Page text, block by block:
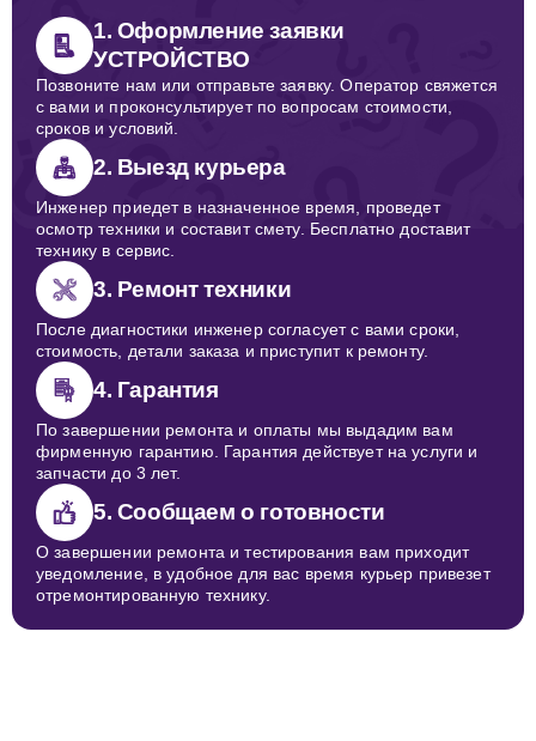
1. Оформление заявки
УСТРОЙСТВО
Позвоните нам или отправьте заявку. Оператор свяжется
с вами и проконсультирует по вопросам стоимости,
сроков и условий.
2. Выезд курьера
Инженер приедет в назначенное время, проведет
осмотр техники и составит смету. Бесплатно доставит
технику в сервис.
3. Ремонт техники
После диагностики инженер согласует с вами сроки,
стоимость, детали заказа и приступит к ремонту.
4. Гарантия
По завершении ремонта и оплаты мы выдадим вам
фирменную гарантию. Гарантия действует на услуги и
запчасти до 3 лет.
5. Сообщаем о готовности
О завершении ремонта и тестирования вам приходит
уведомление, в удобное для вас время курьер привезет
отремонтированную технику.